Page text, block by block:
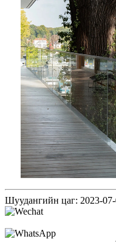
Шуудангийн цаг: 2023-